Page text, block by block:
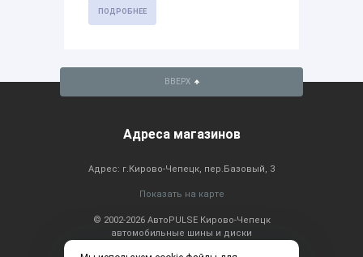
ПОДРОБНЕЕ
ВВЕРХ
Адреса магазинов
Адрес: г.Кирово-Чепецк, пер.Базовый, 3
Показать на карте
© 2002-2026 АвтоPULSE Кирово-Чепецк
автомобильные шины и диски